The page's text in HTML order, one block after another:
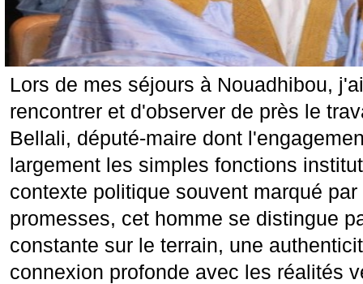
Lors de mes séjours à Nouadhibou,
rencontrer et d'observer de près le
Bellali, député-maire dont
largement les simples fonctions
contexte politique souvent marqué
promesses, cet homme se distingue
constante sur le terrain, une
connexion profonde avec les réalités